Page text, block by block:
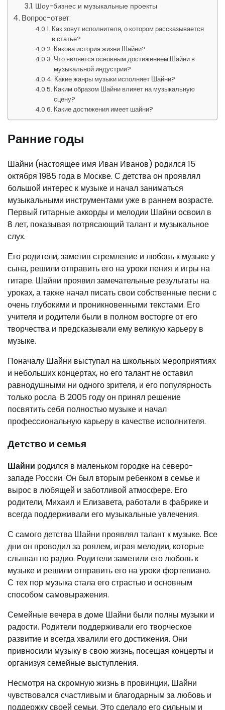
Шоу-бизнес и музыкальные проекты
Вопрос-ответ:
Как зовут исполнителя, о котором рассказывается
в статье?
Какова история жизни Шайни?
Что является основным достижением Шайни в
музыкальной индустрии?
Какие жанры музыки исполняет Шайни?
Каким образом Шайни влияет на музыкальную
сцену?
Какие достижения имеет шайни?
Ранние годы
Шайни (настоящее имя Иван Иванов) родился 15
октября 1985 года в Москве. С детства он проявлял
большой интерес к музыке и начал заниматься
музыкальными инструментами уже в раннем возрасте.
Первый гитарные аккорды и мелодии Шайни освоил в
8 лет, показывая потрясающий талант и музыкальное
слух.
Его родители, заметив стремление и любовь к музыке у
сына, решили отправить его на уроки пения и игры на
гитаре. Шайни проявил замечательные результаты на
уроках, а также начал писать свои собственные песни с
очень глубокими и проникновенными текстами. Его
учителя и родители были в полном восторге от его
творчества и предсказывали ему великую карьеру в
музыке.
Поначалу Шайни выступал на школьных мероприятиях
и небольших концертах, но его талант не оставил
равнодушными ни одного зрителя, и его популярность
только росла. В 2005 году он принял решение
посвятить себя полностью музыке и начал
профессиональную карьеру в качестве исполнителя.
Детство и семья
Шайни родился в маленьком городке на северо-
западе России. Он был вторым ребенком в семье и
вырос в любящей и заботливой атмосфере. Его
родители, Михаил и Елизавета, работали в фабрике и
всегда поддерживали его музыкальные увлечения.
С самого детства Шайни проявлял талант к музыке. Все
дни он проводил за роялем, играя мелодии, которые
слышал по радио. Родители заметили его любовь к
музыке и решили отправить его на уроки фортепиано.
С тех пор музыка стала его страстью и основным
способом самовыражения.
Семейные вечера в доме Шайни были полны музыки и
радости. Родители поддерживали его творческое
развитие и всегда хвалили его достижения. Они
привносили музыку в свою жизнь, посещая концерты и
организуя семейные выступления.
Несмотря на скромную жизнь в провинции, Шайни
чувствовался счастливым и благодарным за любовь и
поддержку своей семьи. Это сделало его сильным и